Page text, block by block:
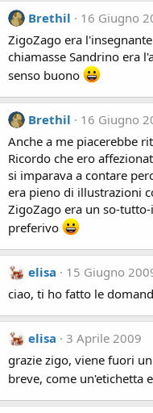
Brethil
16 Giugno
ZigoZago era
chiamasse Sandrino era
senso buono
Brethil
16 Giugno
Anche a me piacerebbe
Ricordo che ero
si imparava a contare
era pieno di illustrazioni
ZigoZago era un so-
preferivo
elisa
15 Giugno
ciao, ti ho fatto le
elisa
3 Aprile 2009
grazie zigo, viene fuori
breve, come un'etichetta